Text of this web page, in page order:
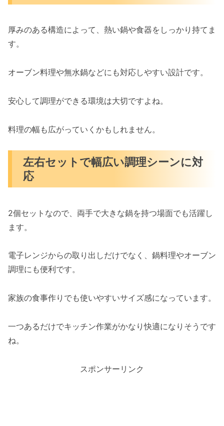
厚みのある構造によって、熱い鍋や食器をしっかり持てま
す。
オーブン料理や無水鍋などにも対応しやすい設計です。
安心して調理ができる環境は大切ですよね。
料理の幅も広がっていくかもしれません。
左右セットで幅広い調理シーンに対
応
2個セットなので、両手で大きな鍋を持つ場面でも活躍し
ます。
電子レンジからの取り出しだけでなく、鍋料理やオーブン
調理にも便利です。
家族の食事作りでも使いやすいサイズ感になっています。
一つあるだけでキッチン作業がかなり快適になりそうです
ね。
スポンサーリンク